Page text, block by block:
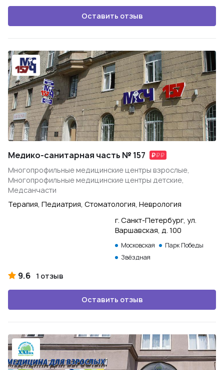
Оставить отзыв
Медико-санитарная часть № 157
Многопрофильные медицинские центры взрослые,
Многопрофильные медицинские центры детские,
Медсанчасти
Терапия, Педиатрия, Стоматология, Неврология
г. Санкт-Петербург, ул.
Варшавская, д. 100
Московская
Парк Победы
Звёздная
9.6 1 отзыв
Оставить отзыв